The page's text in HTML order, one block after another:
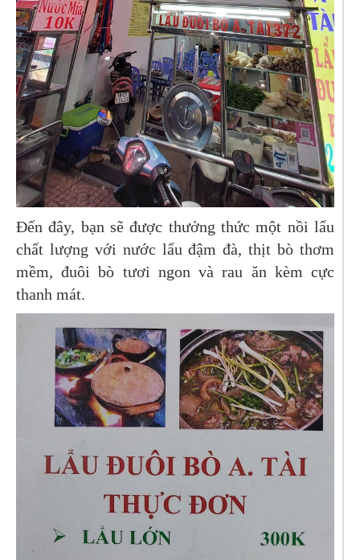
Đến đây, bạn sẽ được thưởng thức một nồi lẩu
chất lượng với nước lẩu đậm đà, thịt bò thơm
mềm, đuôi bò tươi ngon và rau ăn kèm cực
thanh mát.